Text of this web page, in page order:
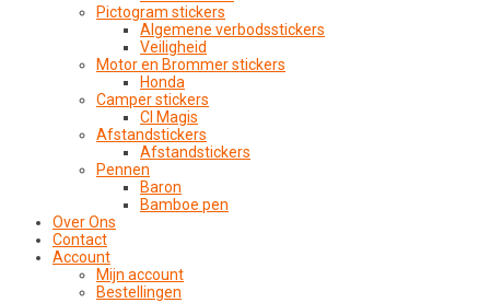
Pictogram stickers
Algemene verbodsstickers
Veiligheid
Motor en Brommer stickers
Honda
Camper stickers
CI Magis
Afstandstickers
Afstandstickers
Pennen
Baron
Bamboe pen
Over Ons
Contact
Account
Mijn account
Bestellingen